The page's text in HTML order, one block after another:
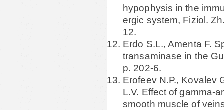
hypophysis in the
ergic system, Fiziol.
12.
Erdo S.L., Amenta F.
transaminase in the
p. 202-6.
Erofeev N.P., Kovalev
L.V. Effect of gamma-
smooth muscle of